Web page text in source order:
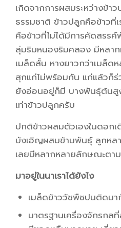
เกิดจากการผสมระหว่างข้า
ธรรมชาติ ข้าวปลูกคือข้าวที่
คือข้าวที่ไม่ได้มีการคัดสรรค์
ลุ่มริมหนองริมคลอง มีหลา
เมล็ดสั้น หางยาวกว่าเมล็ด
สุกแก่ไม่พร้อมกัน แก่แล้วก็ร่
ยังอ่อนอยู่ก็มี บางพันธุ์ต้นสู
เท่าข้าวปลูกครับ
ปกติข้าวผสมตัวเองในดอก
บังเอิญผสมข้ามพันธุ์ ลูกหล
เลยมีหลากหลายลักษณะตา
มาอยู่ในนาเราได้ยังไง
เมล็ดข้าววัชพืชปนติดม
มาตรฐานเครื่องจักรก